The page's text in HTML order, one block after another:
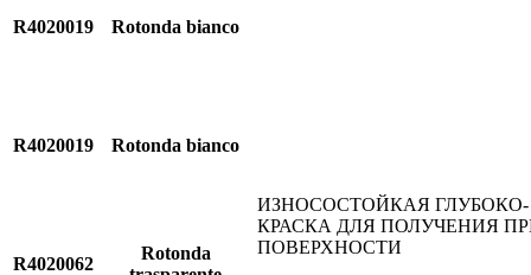
ИЗНОСОСТОЙКАЯ
КРАСКА ДЛЯ ПОЛУЧЕНИЯ
ПОВЕРХНОСТИ
R4020019 Rotonda bianco
R4020019 Rotonda bianco
R4020062
Rotonda